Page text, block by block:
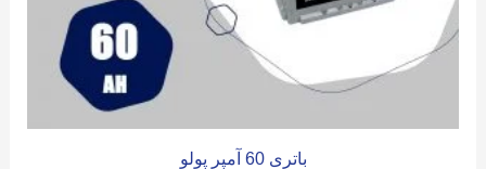
باتری 60 آمپر پولو